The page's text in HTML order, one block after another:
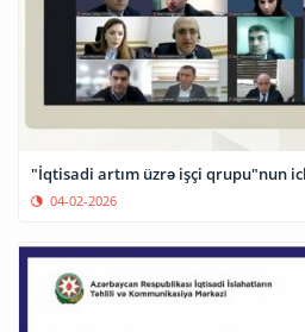
"İqtisadi artım üzrə işçi qrupu"nun
04-02-2026